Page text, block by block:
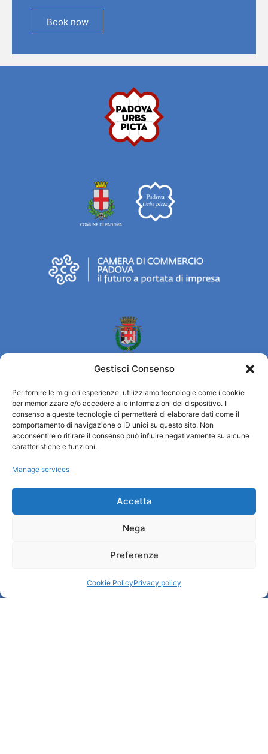
Gestisci Consenso
Per fornire le migliori esperienze, utilizziamo tecnologie come i cookie
per memorizzare e/o accedere alle informazioni del dispositivo. Il
consenso a queste tecnologie ci permetterà di elaborare dati come il
comportamento di navigazione o ID unici su questo sito. Non
acconsentire o ritirare il consenso può influire negativamente su alcune
caratteristiche e funzioni.
Manage services
Accetta
Nega
Preferenze
Cookie PolicyPrivacy policy
Book now
Turismo Padova
Who we are
Privacy policy